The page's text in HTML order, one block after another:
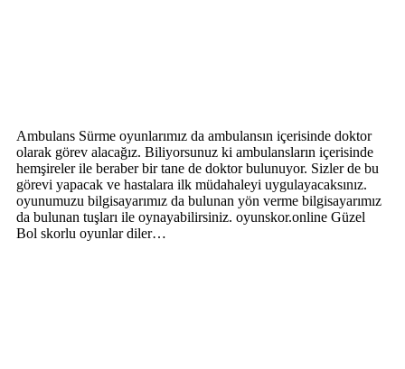
Ambulans Sürme oyunlarımız da ambulansın içerisinde doktor
olarak görev alacağız. Biliyorsunuz ki ambulansların içerisinde
hemşireler ile beraber bir tane de doktor bulunuyor. Sizler de bu
görevi yapacak ve hastalara ilk müdahaleyi uygulayacaksınız.
oyunumuzu bilgisayarımız da bulunan yön verme bilgisayarımız
da bulunan tuşları ile oynayabilirsiniz. oyunskor.online Güzel
Bol skorlu oyunlar diler…